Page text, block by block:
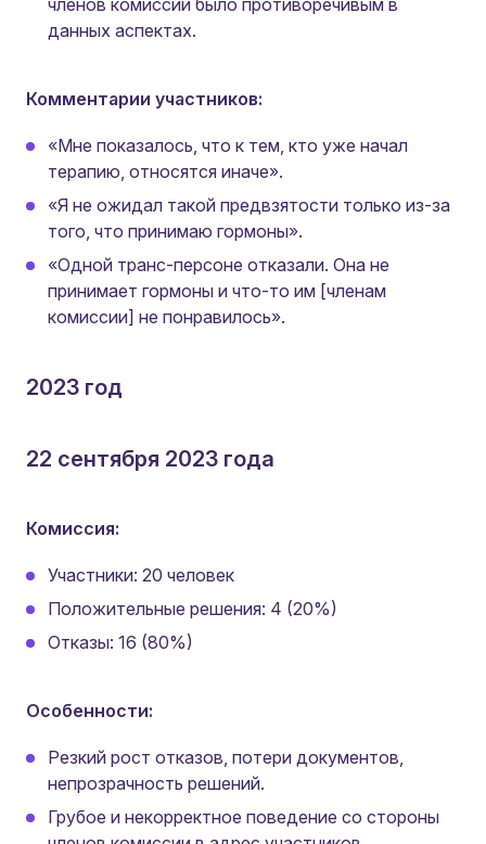
данных аспектах.
Комментарии участников:
«Мне показалось, что к тем, кто уже начал
терапию, относятся иначе».
«Я не ожидал такой предвзятости только из-за
того, что принимаю гормоны».
«Одной транс-персоне отказали. Она не
принимает гормоны и что-то им [членам
комиссии] не понравилось».
2023 год
22 сентября 2023 года
Комиссия:
Участники: 20 человек
Положительные решения: 4 (20%)
Отказы: 16 (80%)
Особенности:
Резкий рост отказов, потери документов,
непрозрачность решений.
Грубое и некорректное поведение со стороны